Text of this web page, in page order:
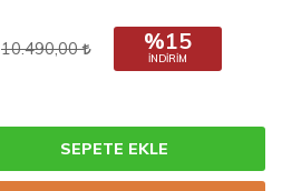
10.490,00 %15
İNDIRIM
SEPETE EKLE